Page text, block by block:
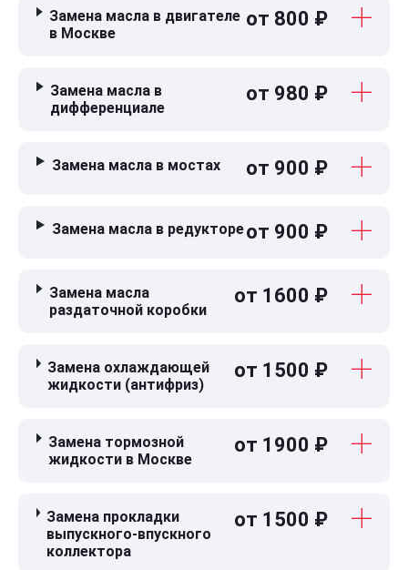
Замена масла в двигателе
в Москве
от 800 ₽
Замена масла в
дифференциале
от 980 ₽
Замена масла в мостах от 900 ₽
Замена масла в редуктореот 900 ₽
Замена масла
раздаточной коробки
от 1600 ₽
Замена охлаждающей
жидкости (антифриз)
от 1500 ₽
Замена тормозной
жидкости в Москве
от 1900 ₽
Замена прокладки
выпускного-впускного
коллектора
от 1500 ₽